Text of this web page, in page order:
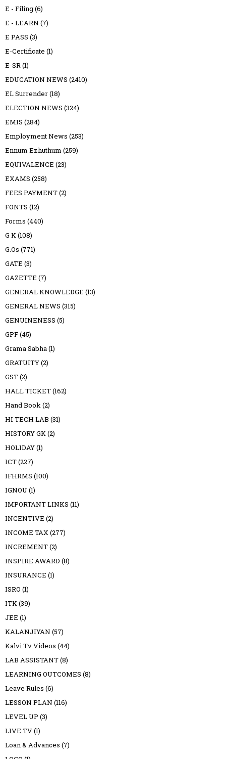
E - Filing(6)
E - LEARN (7)
E PASS (3)
E-Certificate (1)
E-SR(1)
EDUCATION NEWS (2410)
EL Surrender(18)
ELECTION NEWS (324)
EMIS (284)
Employment News (253)
Ennum Ezhuthum (259)
EQUIVALENCE (23)
EXAMS (258)
FEES PAYMENT(2)
FONTS (12)
Forms (440)
G K(108)
G.Os (771)
GATE (3)
GAZETTE (7)
GENERAL KNOWLEDGE (13)
GENERAL NEWS (315)
GENUINENESS (5)
GPF(45)
Grama Sabha(1)
GRATUITY(2)
GST(2)
HALL TICKET(162)
Hand Book(2)
HI TECH LAB (31)
HISTORY GK(2)
HOLIDAY(1)
ICT(227)
IFHRMS (100)
IGNOU (1)
IMPORTANT LINKS (11)
INCENTIVE (2)
INCOME TAX(277)
INCREMENT(2)
INSPIRE AWARD (8)
INSURANCE (1)
ISRO (1)
ITK(39)
JEE (1)
KALANJIYAN (57)
Kalvi Tv Videos (44)
LAB ASSISTANT(8)
LEARNING OUTCOMES (8)
Leave Rules (6)
LESSON PLAN (116)
LEVEL UP (3)
LIVE TV(1)
Loan & Advances (7)